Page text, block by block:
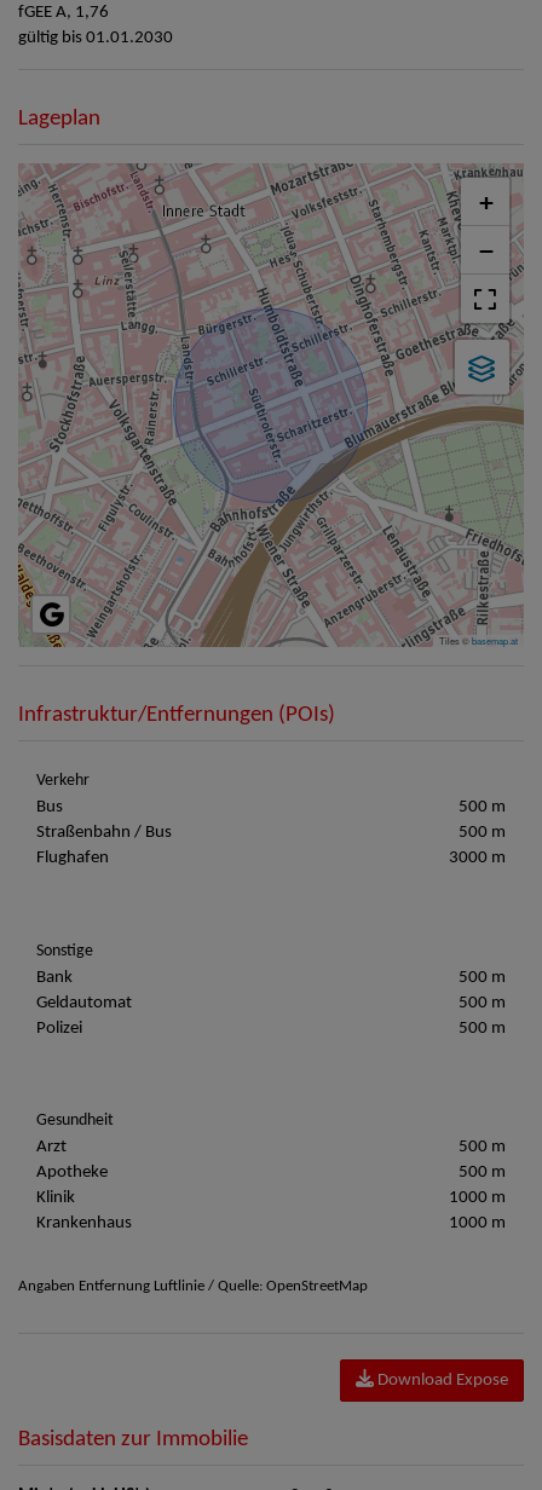
fGEE A, 1,76
gültig bis 01.01.2030
Lageplan
+
−
Tiles ©basemap.at
Infrastruktur/Entfernungen (POIs)
Verkehr
Bus
500 m
Straßenbahn / Bus
500 m
Flughafen
3000 m
Sonstige
Bank
500 m
Geldautomat
500 m
Polizei
500 m
Gesundheit
Arzt
500 m
Apotheke
500 m
Klinik
1000 m
Krankenhaus
1000 m
Angaben Entfernung Luftlinie / Quelle: OpenStreetMap
Download Expose
Basisdaten zur Immobilie